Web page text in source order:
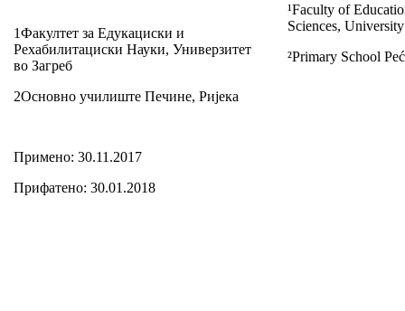
1Факултет за Едукациски и
Рехабилитациски Науки, Универзитет
во Загреб
2Основно училиште Печине, Ријека
¹Faculty of
Sciences,
²Primary School
Примено: 30.11.2017
Прифатено: 30.01.2018